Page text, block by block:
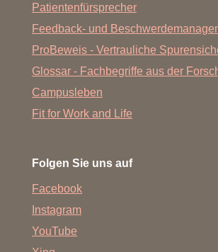
Patientenfürsprecher
Feedback- und
ProBeweis - Vertrauliche
Glossar - Fachbegriffe aus der
Campusleben
Fit for Work and Life
Folgen Sie uns auf
Facebook
Instagram
YouTube